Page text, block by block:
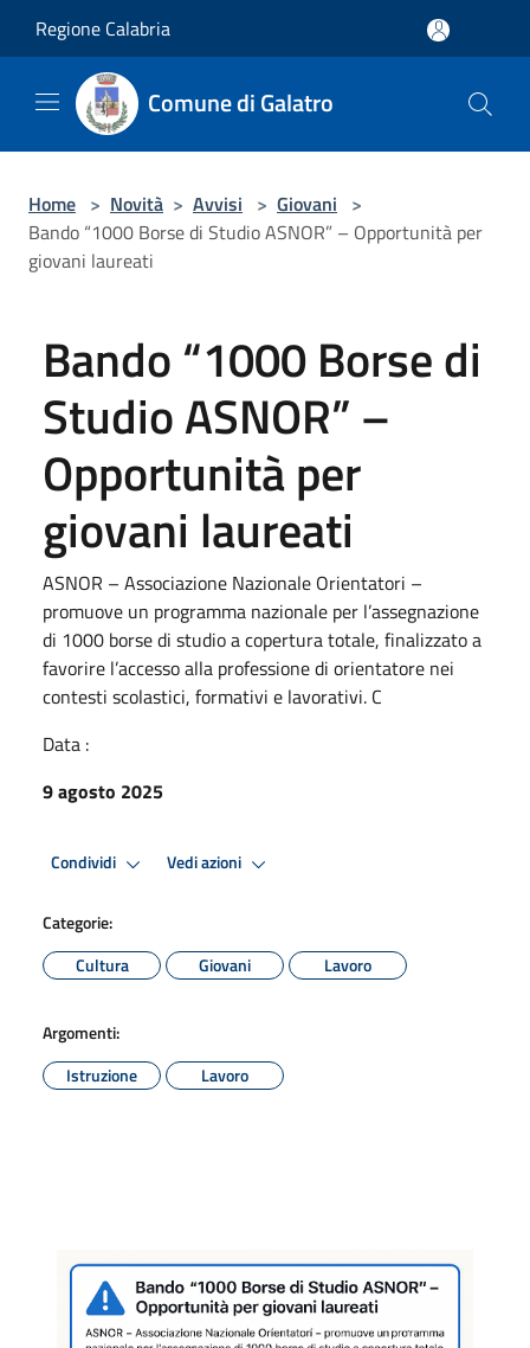
Regione Calabria
Comune di Galatro
Home > Novità > Avvisi > Giovani >
Bando “1000 Borse di Studio ASNOR” – Opportunità per
giovani laureati
Bando “1000 Borse di
Studio ASNOR” –
Opportunità per
giovani laureati
ASNOR – Associazione Nazionale Orientatori –
promuove un programma nazionale per l’assegnazione
di 1000 borse di studio a copertura totale, finalizzato a
favorire l’accesso alla professione di orientatore nei
contesti scolastici, formativi e lavorativi. C
Data :
9 agosto 2025
Condividi Vedi azioni
Categorie:
Cultura
Giovani Lavoro
Argomenti:
Istruzione
Lavoro